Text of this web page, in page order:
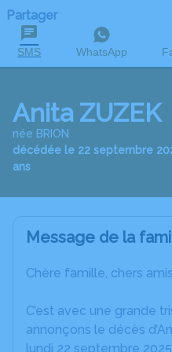
Partager
SMS WhatsApp
Anita ZUZEK
née BRION
décédée le 22 septembre
ans
Message de la
Chère famille, chers
C’est avec une grande
annonçons le décès
lundi 22 septembre